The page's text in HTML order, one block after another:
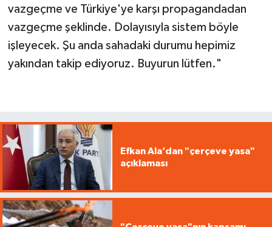
vazgeçme ve Türkiye'ye karşı propagandadan
vazgeçme şeklinde. Dolayısıyla sistem böyle
işleyecek. Şu anda sahadaki durumu hepimiz
yakından takip ediyoruz. Buyurun lütfen."
Efkan Ala’dan "çerçeve yasa"
açıklaması